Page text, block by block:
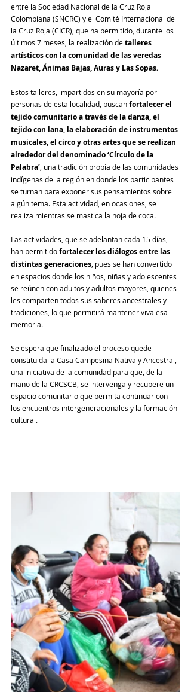
entre la Sociedad Nacional de la Cruz Roja
Colombiana (SNCRC) y el Comité Internacional de
la Cruz Roja (CICR), que ha permitido, durante los
últimos 7 meses, la realización de talleres
artísticos con la comunidad de las veredas
Nazaret, Ánimas Bajas, Auras y Las Sopas.
Estos talleres, impartidos en su mayoría por
personas de esta localidad, buscan fortalecer el
tejido comunitario a través de la danza, el
tejido con lana, la elaboración de instrumentos
musicales, el circo y otras artes que se realizan
alrededor del denominado ‘Círculo de la
Palabra’ , una tradición propia de las comunidades
indígenas de la región en donde los participantes
se turnan para exponer sus pensamientos sobre
algún tema. Esta actividad, en ocasiones, se
realiza mientras se mastica la hoja de coca.
Las actividades, que se adelantan cada 15 días,
han permitido fortalecer los diálogos entre las
distintas generaciones , pues se han convertido
en espacios donde los niños, niñas y adolescentes
se reúnen con adultos y adultos mayores, quienes
les comparten todos sus saberes ancestrales y
tradiciones, lo que permitirá mantener viva esa
memoria.
Se espera que finalizado el proceso quede
constituida la Casa Campesina Nativa y Ancestral,
una iniciativa de la comunidad para que, de la
mano de la CRCSCB, se intervenga y recupere un
espacio comunitario que permita continuar con
los encuentros intergeneracionales y la formación
cultural.